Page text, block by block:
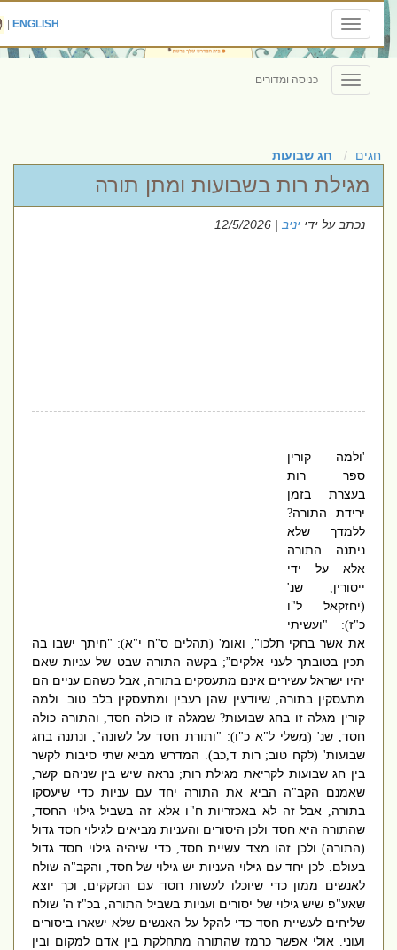
Toggle
navigation
ENGLISH
|
Toggle
navigation
כניסה ומדורים
חגים חג שבועות
מגילת רות בשבועות ומתן תורה
נכתב על ידייניב| 12/5/2026
ולמה קורין
ספר רות
בעצרת בזמן
ירידת התורה?
ללמדך שלא
ניתנה התורה
אלא על ידי
ייסורין,
'
יחזקאל ל
ו
ז): "
ועשיתי
את אשר בחקי תלכו",ואומ' (תהלים ס ח י" א): "חיתך ישבו בה
תכין בטובתך לעני אלקים”;בקשה התורה שבט של עניות שאם
יהיו ישראל עשירים אינם מתעסקים בתורה,אבל כשהם עניים הם
מתעסקין בתורה,שיודעין שהן רעבין ומתעסקין בלב טוב.ולמה
קורין מגלה זו בחג שבועות?שמגלה זו כולה חסד,והתורה כולה
חסד,שנ' (משלי ל" א כ" ו): "ותורת חסד על לשונה",ונתנה בחג
שבועות' (לקח טוב;רות ד, כב).המדרש מביא שתי סיבות לקשר
בין חג שבועות לקריאת מגילת רות;נראה שיש בין שניהם קשר,
שאמנם הקב"ה הביא את התורה יחד עם עניות כדי שיעסקו
בתורה,אבל זה לא באכזריות ח "ו אלא זה בשביל גילוי החסד,
שהתורה היא חסד ולכן היסורים והעניות מביאים לגילוי חסד גדול
התורה)ולכן זהו מצד עשיית חסד,כדי שיהיה גילוי חסד גדול
בעולם.לכן יחד עם גילוי העניות יש גילוי של חסד,והקב"ה שולח
לאנשים ממון כדי שיוכלו לעשות חסד עם הנזקקים,וכך יוצא
שאע"פ שיש גילוי של יסורים ועניות בשביל התורה,בכ "ז ה'שולח
שליחים לעשיית חסד כדי להקל על האנשים שלא ישארו ביסורים
ועוני.אולי אפשר כרמז שהתורה מתחלקת בין אדם למקום ובין